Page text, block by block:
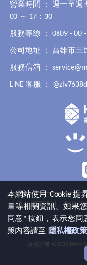
本網站使用 Cookie 提
量等相關資訊。如果
同意" 按鈕，表示您
策內容請至 隱私權政策
營業時間 ： 週一至週
00 ～ 17：30
服務專線 ： 0809 - 00 -
公司地址 ： 高雄市三
服務信箱 ：
LINE 客服 ： @zlv7638d
高雄網頁設計、製作
版權所有 ©2020 Merx